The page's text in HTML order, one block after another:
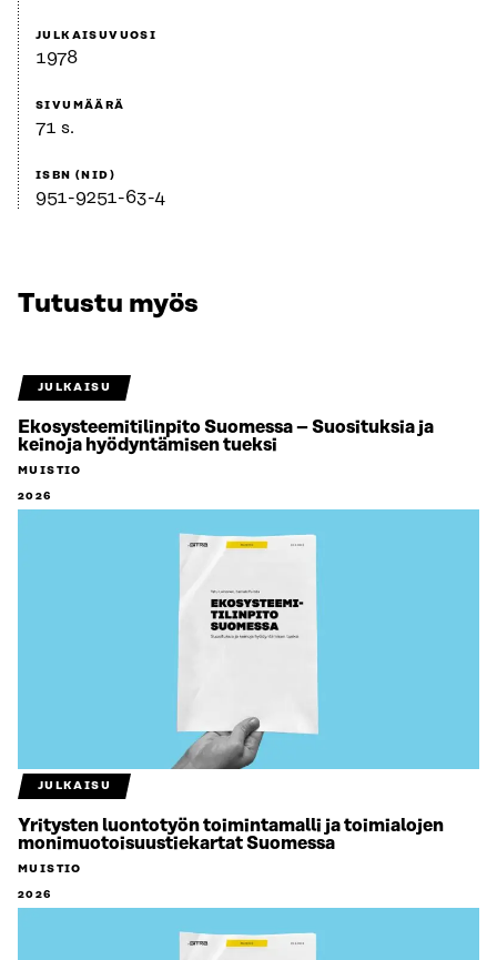
JULKAISUVUOSI
1978
SIVUMÄÄRÄ
71 s.
ISBN (NID)
951-9251-63-4
Tutustu myös
JULKAISU
Ekosysteemitilinpito Suomessa – Suosituksia ja
keinoja hyödyntämisen tueksi
MUISTIO
2026
JULKAISU
Yritysten luontotyön toimintamalli ja toimialojen
monimuotoisuustiekartat Suomessa
MUISTIO
2026